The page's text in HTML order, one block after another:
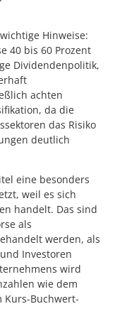
Hinweise:
40 bis 60 Prozent
Dividendenpolitik,
achten
da die
das Risiko
deutlich
eine besonders
weil es sich
handelt. Das sind
als
werden, als
Investoren
wird
wie dem
Kurs-Buchwert-